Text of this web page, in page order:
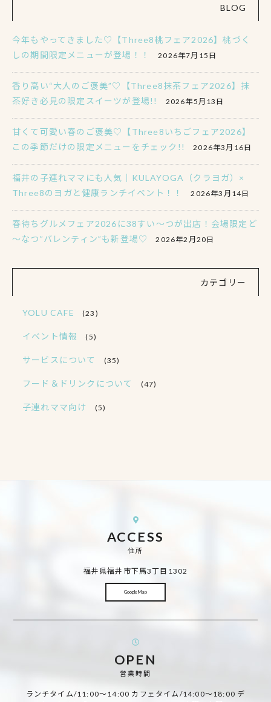
BLOG
今年もやってきました♡【Three8桃フェア2026】桃づく
しの期間限定メニューが登場！！
2026年7月15日
香り高い“大人のご褒美”♡【Three8抹茶フェア2026】抹
茶好き必見の限定スイーツが登場!!
2026年5月13日
甘くて可愛い春のご褒美♡【Three8いちごフェア2026】
この季節だけの限定メニューをチェック!!
2026年3月16日
福井の子連れママにも人気｜KULAYOGA（クラヨガ）×
Three8のヨガと健康ランチイベント！！
2026年3月14日
春待ちグルメフェア2026に38すい～つが出店！会場限定ど
～なつ”バレンティン”も新登場♡
2026年2月20日
カテゴリー
YOLU CAFE (23)
イベント情報 (5)
サービスについて (35)
フード＆ドリンクについて (47)
子連れママ向け (5)
ACCESS
住所
福井県福井市下馬3丁目1302
Google Map
OPEN
営業時間
ランチタイム/11:00～14:00 カフェタイム/14:00～18:00 デ